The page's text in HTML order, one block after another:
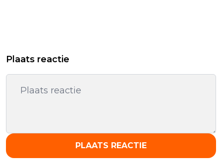
Plaats reactie
PLAATS REACTIE